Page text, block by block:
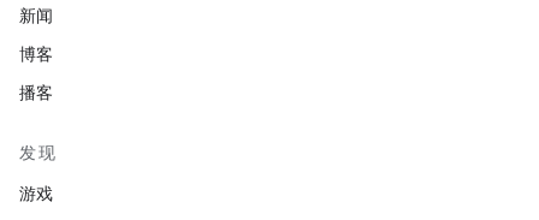
新闻
博客
播客
发现
游戏